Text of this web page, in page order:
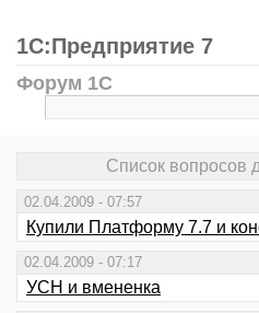
1С:Предприятие 7
Форум 1С
Список вопросов
02.04.2009 - 07:57
Купили Платформу 7.7 и
02.04.2009 - 07:17
УСН и вмененка